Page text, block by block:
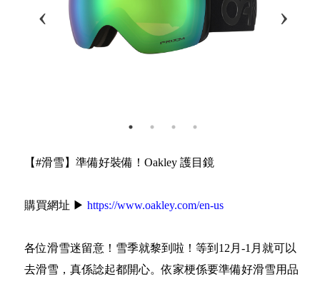
【#滑雪】準備好裝備！Oakley 護目鏡
購買網址 ▶ https://www.oakley.com/en-us
各位滑雪迷留意！雪季就黎到啦！等到12月-1月就可以
去滑雪，真係諗起都開心。依家梗係要準備好滑雪用品